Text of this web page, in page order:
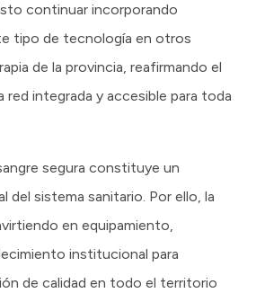
continuar incorporando
tipo de tecnología en otros
de la provincia, reafirmando el
integrada y accesible para toda
segura constituye un
del sistema sanitario. Por ello, la
en equipamiento,
institucional para
de calidad en todo el territorio